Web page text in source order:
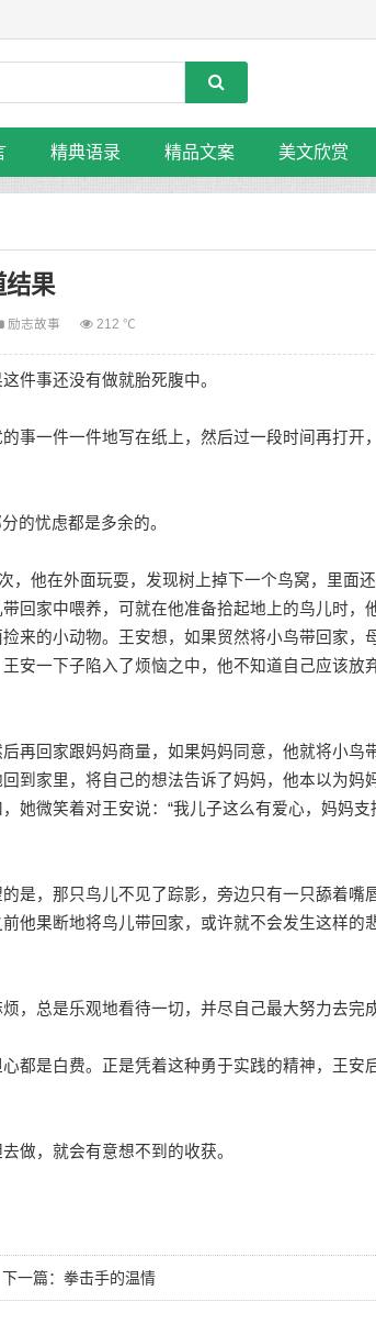
精典语录 精品文案 美文欣赏
结果
励志故事 212 ℃
事还没有做就胎死腹中。
一件一件地写在纸上，然后过一段时间再打开
的忧虑都是多余的。
他在外面玩耍，发现树上掉下一个鸟窝，里面
回家中喂养，可就在他准备拾起地上的鸟儿时，
来的小动物。王安想，如果贸然将小鸟带回家，
安一下子陷入了烦恼之中，他不知道自己应该放
回家跟妈妈商量，如果妈妈同意，他就将小鸟
到家里，将自己的想法告诉了妈妈，他本以为妈
她微笑着对王安说：“我儿子这么有爱心，妈妈支
，那只鸟儿不见了踪影，旁边只有一只舔着嘴
他果断地将鸟儿带回家，或许就不会发生这样的
总是乐观地看待一切，并尽自己最大努力去完成
是白费。正是凭着这种勇于实践的精神，王安
，就会有意想不到的收获。
下一篇：拳击手的温情